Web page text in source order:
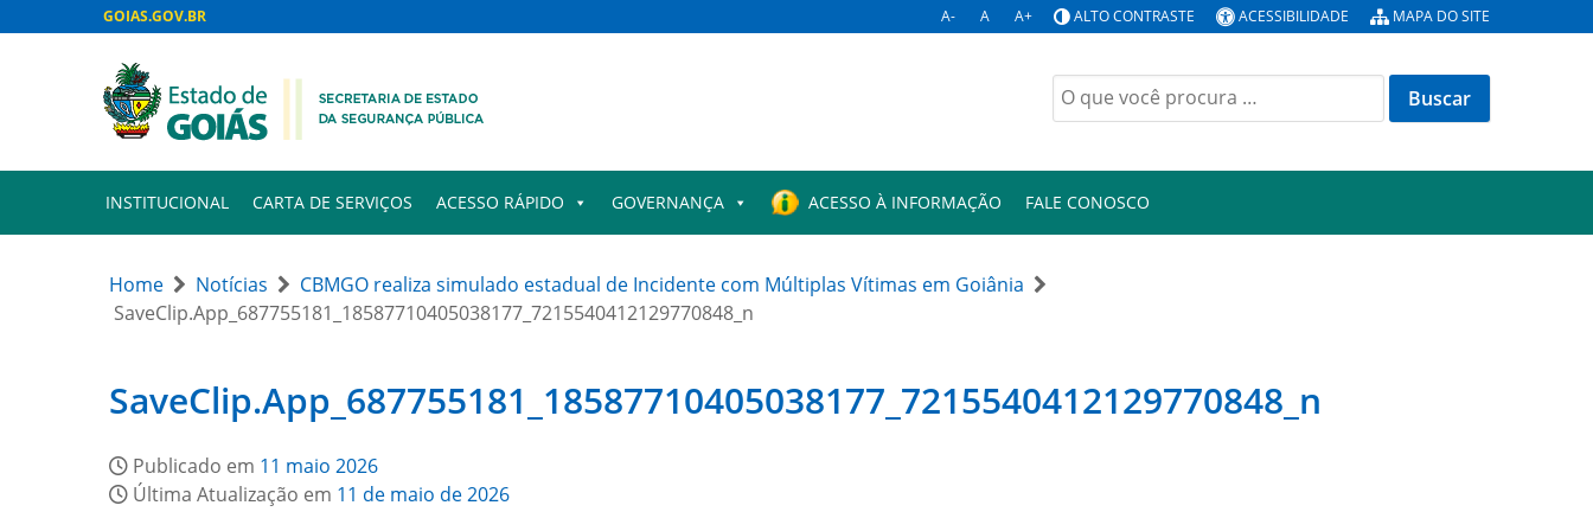
GOIAS.GOV.BR A- A A+ ALTO CONTRASTE ACESSIBILIDADE MAPA DO SITE
Buscar
por:
INSTITUCIONAL CARTA DE SERVIÇOS ACESSO RÁPIDO GOVERNANÇA ACESSO À INFORMAÇÃO FALE CONOSCO
Home Notícias
CBMGO realiza simulado estadual de Incidente com Múltiplas Vítimas em Goiânia
SaveClip.App_687755181_18587710405038177_7215540412129770848_n
SaveClip.App_687755181_18587710405038177_7215540412129770848_n
Publicado em 11 maio 2026
Última Atualização em 11 de maio de 2026